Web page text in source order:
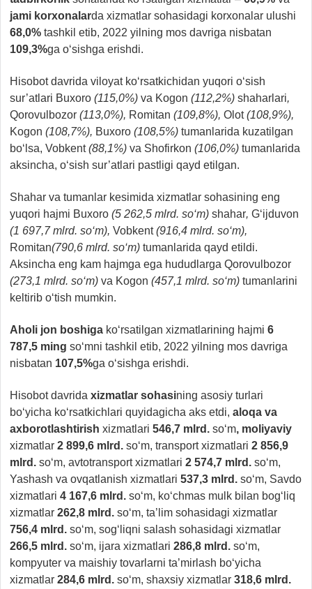
jami korxonalarda xizmatlar sohasidagi korxonalar ulushi
68,0% tashkil etib, 2022 yilning mos davriga nisbatan
109,3%ga o‘sishga erishdi.
Hisobot davrida viloyat ko‘rsatkichidan yuqori o‘sish
sur’atlari Buxoro (115,0%) va Kogon (112,2%) shaharlari,
Qorovulbozor (113,0%), Romitan (109,8%), Olot(108,9%),
Kogon (108,7%), Buxoro (108,5%) tumanlarida kuzatilgan
bo‘lsa, Vobkent(88,1%) va Shofirkon (106,0%) tumanlarida
aksincha, o‘sish sur’atlari pastligi qayd etilgan.
Shahar va tumanlar kesimida xizmatlar sohasining eng
yuqori hajmi Buxoro (5 262,5 mlrd. so‘m) shahar, G‘ijduvon
(1 697,7 mlrd. so‘m), Vobkent(916,4 mlrd. so‘m),
Romitan(790,6 mlrd. so‘m) tumanlarida qayd etildi.
Aksincha eng kam hajmga ega hududlarga Qorovulbozor
(273,1 mlrd. so‘m) va Kogon (457,1 mlrd. so‘m) tumanlarini
keltirib o‘tish mumkin.
Aholi jon boshiga ko‘rsatilgan xizmatlarining hajmi 6
787,5 ming so‘mni tashkil etib, 2022 yilning mos davriga
nisbatan 107,5%ga o‘sishga erishdi.
Hisobot davrida xizmatlar sohasining asosiy turlari
bo‘yicha ko‘rsatkichlari quyidagicha aks etdi, aloqa va
axborotlashtirish xizmatlari 546,7 mlrd. so‘m, moliyaviy
xizmatlar 2 899,6 mlrd. so‘m, transport xizmatlari 2 856,9
mlrd. so‘m, avtotransport xizmatlari 2 574,7 mlrd. so‘m,
Yashash va ovqatlanish xizmatlari 537,3 mlrd. so‘m, Savdo
xizmatlari 4 167,6 mlrd. so‘m, ko‘chmas mulk bilan bog‘liq
xizmatlar 262,8 mlrd. so‘m, ta’lim sohasidagi xizmatlar
756,4 mlrd. so‘m, sog‘liqni salash sohasidagi xizmatlar
266,5 mlrd. so‘m, ijara xizmatlari 286,8 mlrd. so‘m,
kompyuter va maishiy tovarlarni ta’mirlash bo‘yicha
xizmatlar 284,6 mlrd. so‘m, shaxsiy xizmatlar 318,6 mlrd.